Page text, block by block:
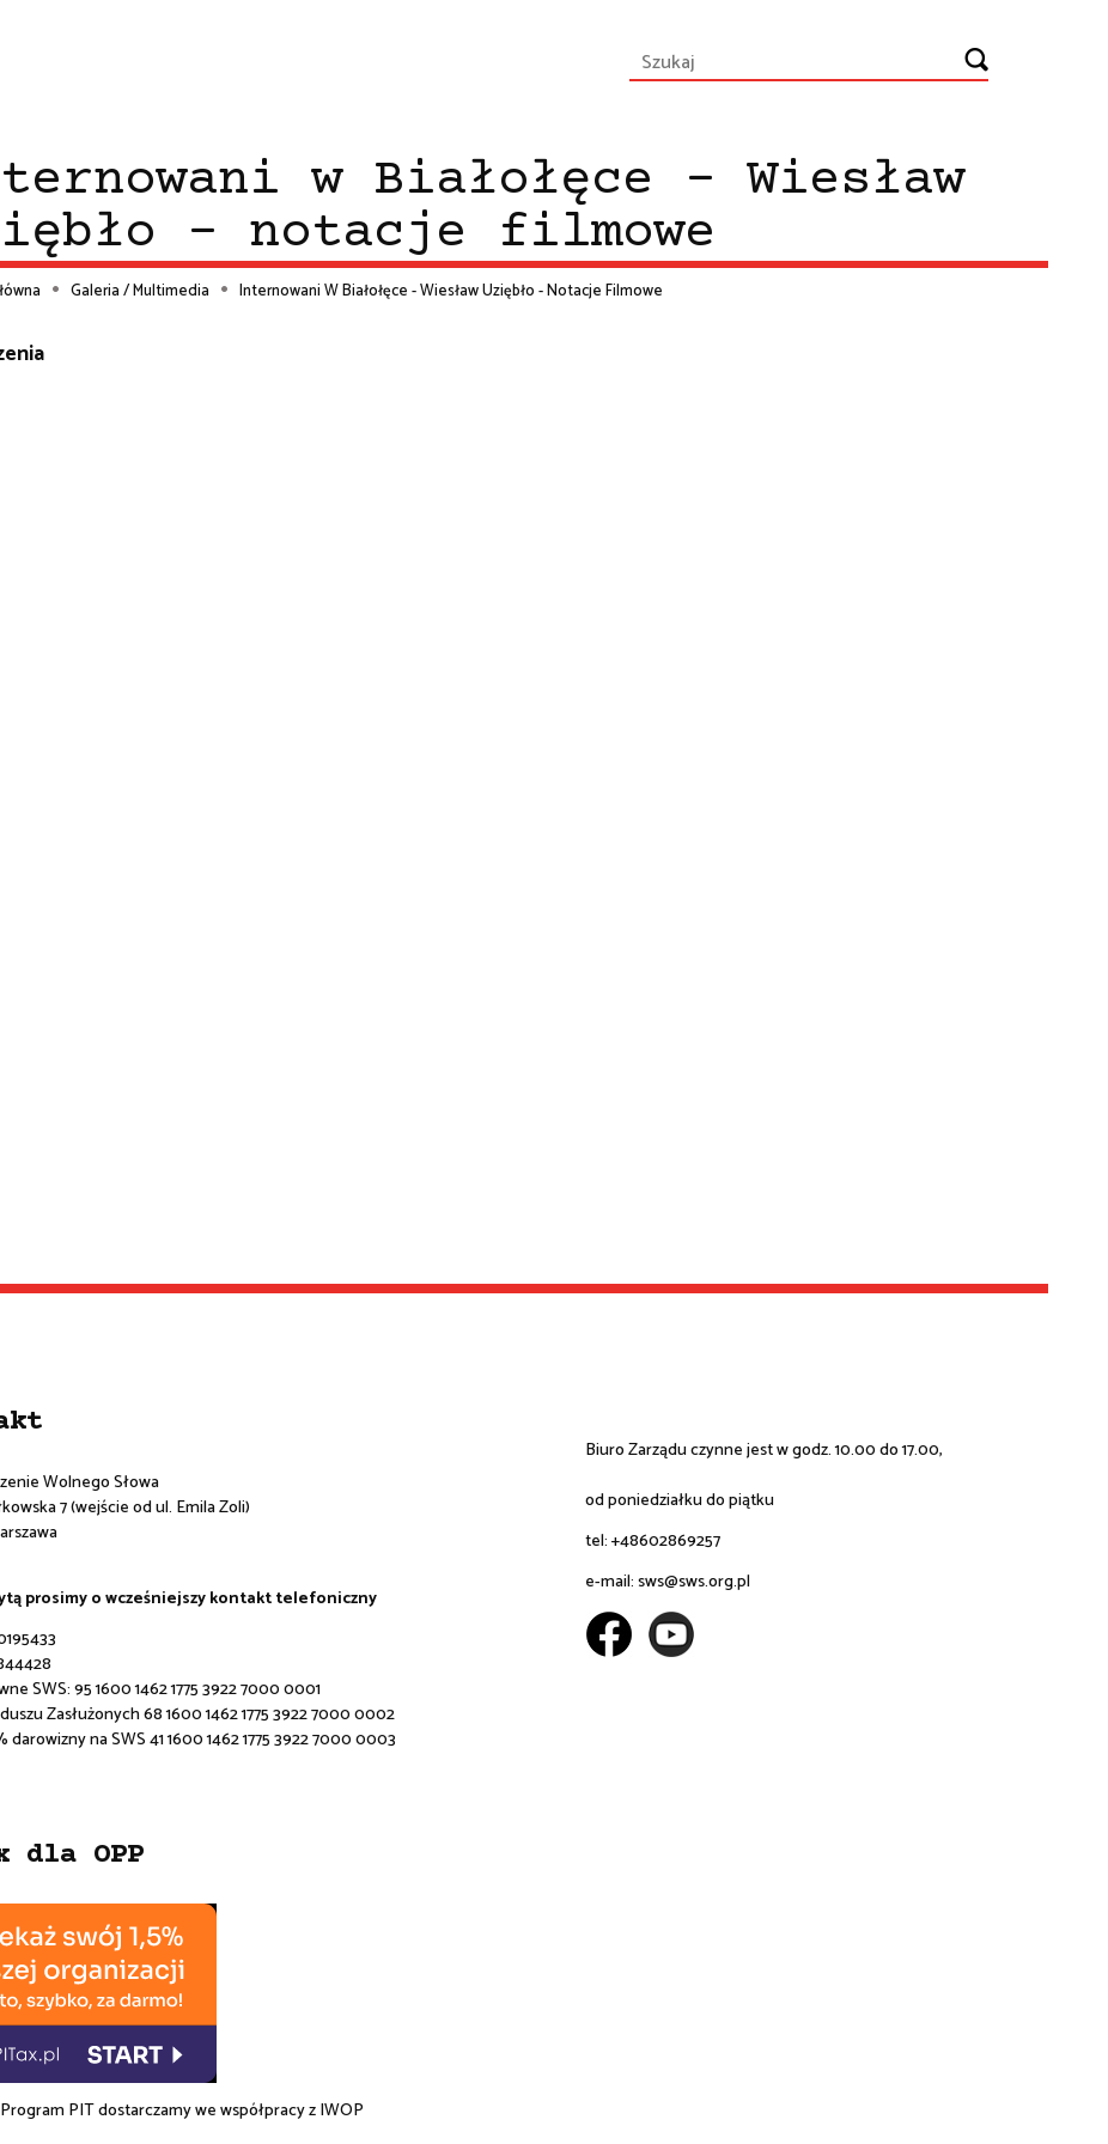
w Białołęce - Wiesław
- notacje filmowe
Galeria / Multimedia Internowani W Białołęce - Wiesław Uziębło - Notacje Filmowe
Wolnego Słowa
7 (wejście od ul. Emila Zoli)
prosimy o wcześniejszy kontakt telefoniczny
SWS:95 1600 1462 1775 3922 7000 0001
Zasłużonych 68 1600 1462 1775 3922 7000 0002
darowizny na SWS 41 1600 1462 1775 3922 7000 0003
Biuro Zarządu czynne jest w godz. 10.00 do 17.00,
od poniedziałku do piątku
tel: +48602869257
e-mail:sws@sws.org.pl
dla OPP
PIT dostarczamy we współpracy zIWOP